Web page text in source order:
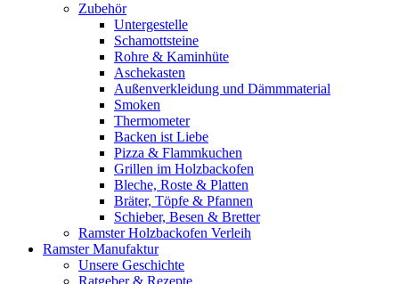
Zubehör
Untergestelle
Schamottsteine
Rohre & Kaminhüte
Aschekasten
Außenverkleidung und Dämmmaterial
Smoken
Thermometer
Backen ist Liebe
Pizza & Flammkuchen
Grillen im Holzbackofen
Bleche, Roste & Platten
Bräter, Töpfe & Pfannen
Schieber, Besen & Bretter
Ramster Holzbackofen Verleih
Ramster Manufaktur
Unsere Geschichte
Ratgeber & Rezepte